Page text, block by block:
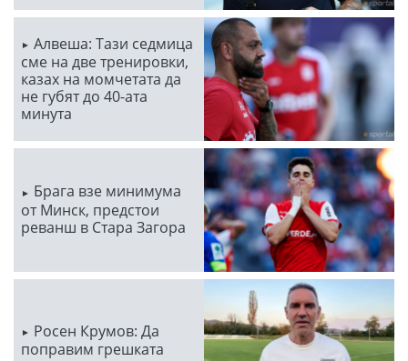
Алвеша: Тази седмица
сме на две тренировки,
казах на момчетата да
не губят до 40-ата
минута
Брага взе минимума
от Минск, предстои
реванш в Стара Загора
Росен Крумов: Да
поправим грешката